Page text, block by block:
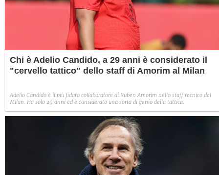
Chi è Adelio Candido, a 29 anni è considerato il
"cervello tattico" dello staff di Amorim al Milan
Adelio Candido è il più fidato collaboratore di Ruben Amorim nello staff tecnico del
Milan. Ha solo 29 anni ed è considerato una sorta di genio della tattica.